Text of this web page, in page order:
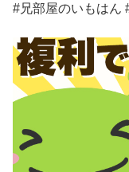
#兄部屋のいもはん